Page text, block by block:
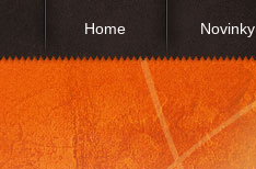
Home Novinky